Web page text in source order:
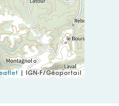
| IGN-F/Géoportail